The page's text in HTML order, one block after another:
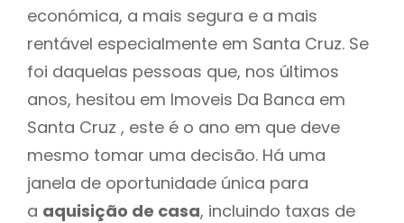
económica, a mais segura e a mais
rentável especialmente em Santa Cruz. Se
foi daquelas pessoas que, nos últimos
anos, hesitou em Imoveis Da Banca em
Santa Cruz , este é o ano em que deve
mesmo tomar uma decisão. Há uma
janela de oportunidade única para
a aquisição de casa, incluindo taxas de